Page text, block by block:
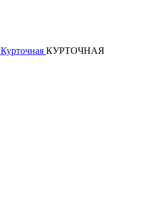
Курточная КУРТОЧНАЯ